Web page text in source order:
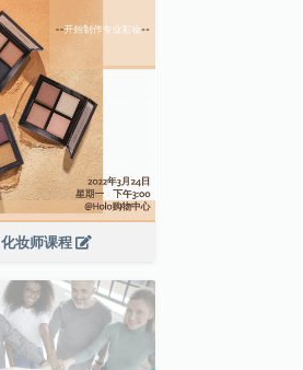
化妆师课程